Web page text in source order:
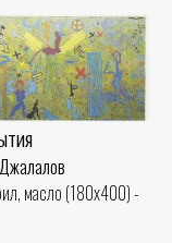
масло (180x400) -